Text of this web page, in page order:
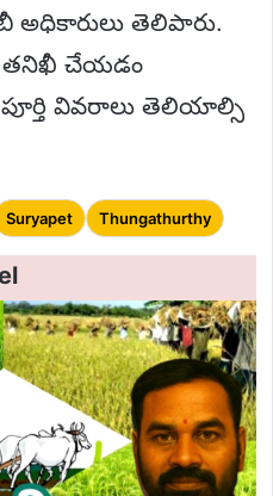
అధికారులు తెలిపారు.
తనిఖీ చేయడం
పూర్తి వివరాలు తెలియాల్సి
Suryapet Thungathurthy